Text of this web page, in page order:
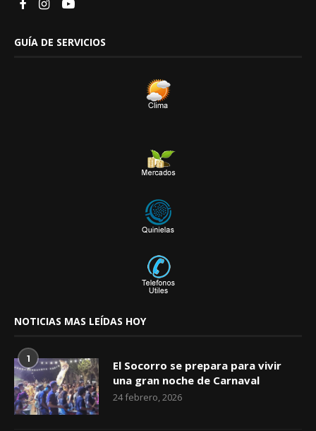
GUÍA DE SERVICIOS
NOTICIAS MAS LEÍDAS HOY
1
El Socorro se prepara para vivir
una gran noche de Carnaval
24 febrero, 2026